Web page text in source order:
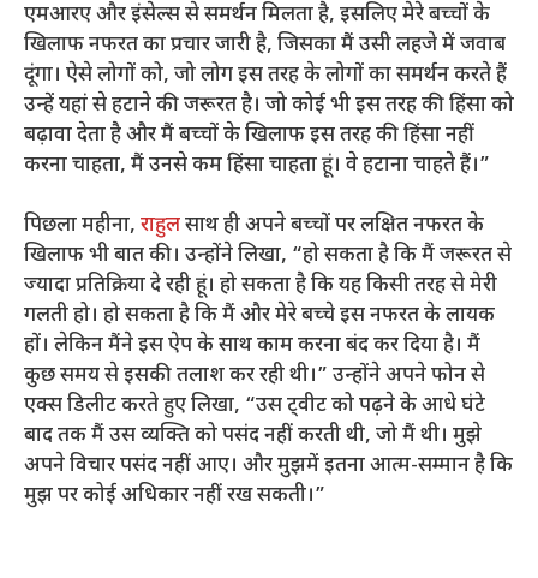
एमआरए और इंसेल्स से समर्थन मिलता है, इसलिए मेरे बच्चों के
खिलाफ नफरत का प्रचार जारी है, जिसका मैं उसी लहजे में जवाब
दूंगा। ऐसे लोगों को, जो लोग इस तरह के लोगों का समर्थन करते हैं
उन्हें यहां से हटाने की जरूरत है। जो कोई भी इस तरह की हिंसा को
बढ़ावा देता है और मैं बच्चों के खिलाफ इस तरह की हिंसा नहीं
करना चाहता, मैं उनसे कम हिंसा चाहता हूं। वे हटाना चाहते हैं।”
पिछला महीना, राहुलसाथ ही अपने बच्चों पर लक्षित नफरत के
खिलाफ भी बात की। उन्होंने लिखा, “हो सकता है कि मैं जरूरत से
ज्यादा प्रतिक्रिया दे रही हूं। हो सकता है कि यह किसी तरह से मेरी
गलती हो। हो सकता है कि मैं और मेरे बच्चे इस नफरत के लायक
हों। लेकिन मैंने इस ऐप के साथ काम करना बंद कर दिया है। मैं
कुछ समय से इसकी तलाश कर रही थी।” उन्होंने अपने फोन से
एक्स डिलीट करते हुए लिखा, “उस ट्वीट को पढ़ने के आधे घंटे
बाद तक मैं उस व्यक्ति को पसंद नहीं करती थी, जो मैं थी। मुझे
अपने विचार पसंद नहीं आए। और मुझमें इतना आत्म-सम्मान है कि
मुझ पर कोई अधिकार नहीं रख सकती।”